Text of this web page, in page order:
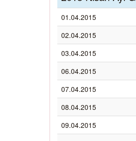
01.04.2015
02.04.2015
03.04.2015
06.04.2015
07.04.2015
08.04.2015
09.04.2015